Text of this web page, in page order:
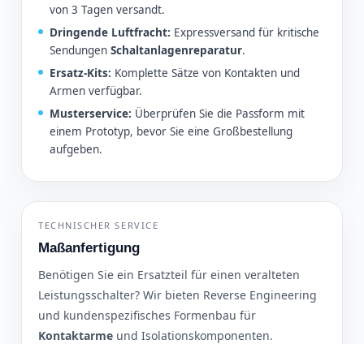
von 3 Tagen versandt.
Dringende Luftfracht: Expressversand für kritische
Sendungen Schaltanlagenreparatur.
Ersatz-Kits: Komplette Sätze von Kontakten und
Armen verfügbar.
Musterservice: Überprüfen Sie die Passform mit
einem Prototyp, bevor Sie eine Großbestellung
aufgeben.
TECHNISCHER SERVICE
Maßanfertigung
Benötigen Sie ein Ersatzteil für einen veralteten
Leistungsschalter? Wir bieten Reverse Engineering
und kundenspezifisches Formenbau für
Kontaktarme und Isolationskomponenten.